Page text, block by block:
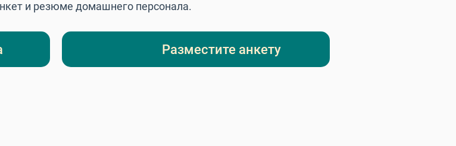
и резюме домашнего персонала.
Разместите анкету